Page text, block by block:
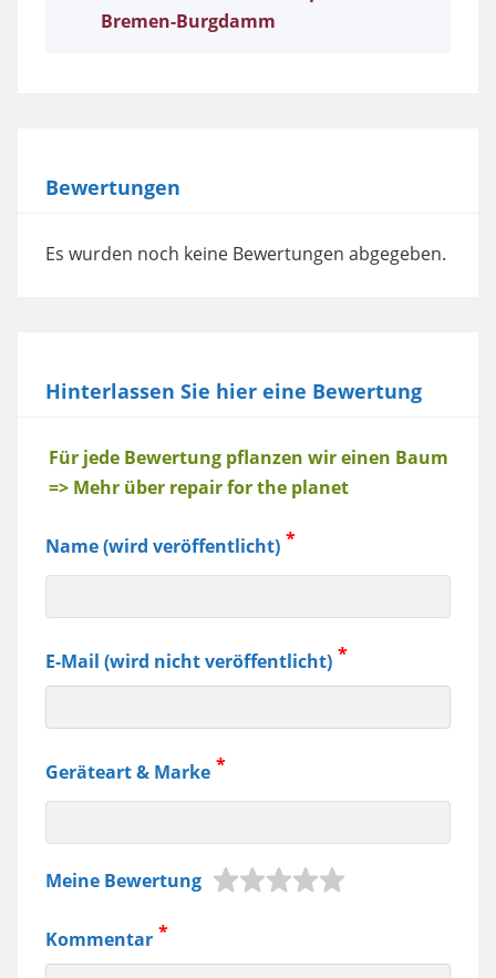
Bremen-Burgdamm
Bewertungen
Es wurden noch keine Bewertungen abgegeben.
Hinterlassen Sie hier eine Bewertung
Baum
Für jede Bewertung pflanzen wir einen Baum
=> Mehr über repair for the planet
Name (wird veröffentlicht)
E-Mail (wird nicht veröffentlicht)
Geräteart & Marke
Jura
Samsung
Meine Bewertung
Kommentar